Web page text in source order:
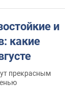
и
какие
прекрасным